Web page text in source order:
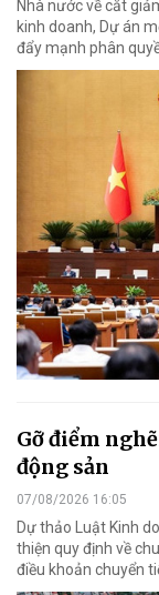
Nhà nước về cắt
kinh doanh, Dự án
đẩy mạnh phân
Gỡ điểm
động sản
07/08/2026 16:05
Dự thảo Luật Kinh
thiện quy định về
điều khoản chuyển